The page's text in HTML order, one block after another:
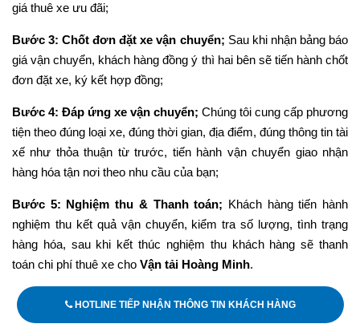
giá thuê xe ưu đãi;
Bước 3: Chốt đơn đặt xe vận chuyển; Sau khi nhận bảng báo
giá vận chuyển, khách hàng đồng ý thì hai bên sẽ tiến hành chốt
đơn đặt xe, ký kết hợp đồng;
Bước 4: Đáp ứng xe vận chuyển; Chúng tôi cung cấp phương
tiện theo đúng loại xe, đúng thời gian, địa điểm, đúng thông tin tài
xế như thỏa thuận từ trước, tiến hành vận chuyển giao nhận
hàng hóa tận nơi theo nhu cầu của bạn;
Bước 5: Nghiệm thu & Thanh toán; Khách hàng tiến hành
nghiệm thu kết quả vận chuyển, kiểm tra số lượng, tình trạng
hàng hóa, sau khi kết thúc nghiệm thu khách hàng sẽ thanh
toán chi phí thuê xe cho Vận tải Hoàng Minh.
HOTLINE TIẾP NHẬN THÔNG TIN KHÁCH HÀNG